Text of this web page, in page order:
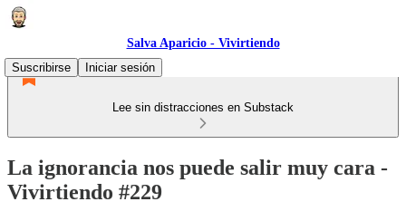
Salva Aparicio - Vivirtiendo
Suscribirse
Iniciar sesión
Lee sin distracciones en Substack
La ignorancia nos puede salir muy cara -
Vivirtiendo #229